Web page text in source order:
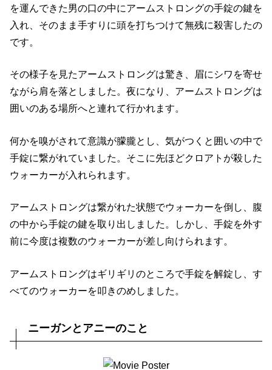
を運んできた男の口の中にアームストロングの手錠の鍵を
入れ、そのまま手すりに頭を打ちつけて無残に殺害したの
です。
その様子を見たアームストロングは驚き、眉にシワを寄せ
ながら肩を落としました。夜になり、アームストロングは
囲いのある場所へと連れて行かれます。
何かを嗅がされて意識が朦朧とし、気がつくと囲いの中で
手錠に繋がれていました。そこに先ほどクロアトが殺した
ウォーカーが入れられます。
アームストロングは繋がれた状態でウォーカーを倒し、腹
の中から手錠の鍵を取り出しました。しかし、手錠を外す
前に今度は複数のウォーカーが差し向けられます。
アームストロングはギリギリのところで手錠を解錠し、す
べてのウォーカーを叩きのめしました。
ニーガンとアニーのこと